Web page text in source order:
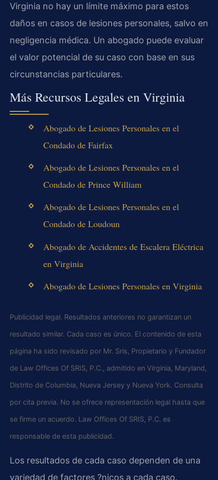
Virginia no hay un límite máximo para estos
daños en casos de lesiones personales, salvo en
negligencia médica. Un abogado puede evaluar
el valor potencial de su caso con base en sus
circunstancias particulares.
Más Recursos Legales en Virginia
Abogado de Lesiones Personales en el
Condado de Fairfax
Abogado de Lesiones Personales en el
Condado de Prince William
Abogado de Lesiones Personales en el
Condado de Loudoun
Abogado de Accidentes de Escalera Eléctrica
en Virginia
Abogado de Lesiones Personales en Virginia
Publicidad legal. Resultados anteriores no garantizan un
resultado similar. Cada caso es único. El contenido de esta
página ha sido revisado por Mr. Sris, Propietario y Fundador
de Law Offices Of SRIS, P.C., admitido en Virginia, Maryland,
Distrito de Columbia, Nueva Jersey y Nueva York. Consulta
por cita previa. No se ofrece representación legal hasta que
se firme un acuerdo. Law Offices Of SRIS, P.C. es
responsable de esta publicidad.
Los resultados de cada caso dependen de una
variedad de factores ?nicos a cada caso.